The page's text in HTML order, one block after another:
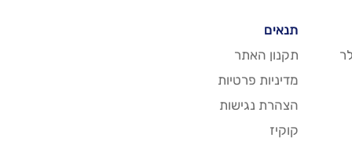
תנאים
תקנון האתר
מדיניות פרטיות
הצהרת נגישות
קוקיז